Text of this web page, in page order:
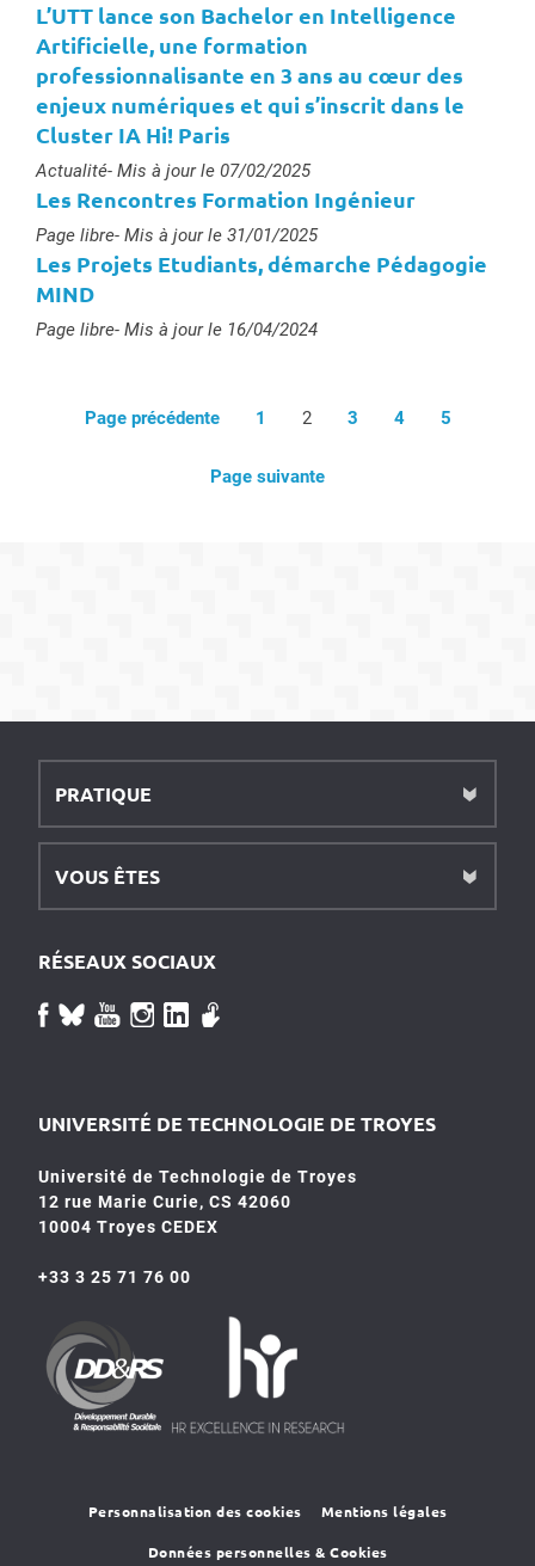
L’UTT lance son Bachelor en Intelligence
Artificielle, une formation
professionnalisante en 3 ans au cœur des
enjeux numériques et qui s’inscrit dans le
Cluster IA Hi! Paris
Type :
Actualité- Mis à jour le 07/02/2025
Les Rencontres Formation Ingénieur
Type :
Page libre- Mis à jour le 31/01/2025
Les Projets Etudiants, démarche Pédagogie
MIND
Type :
Page libre- Mis à jour le 16/04/2024
Page précédente 1 2 3 4 5
Page suivante
PRATIQUE
VOUS ÊTES
RÉSEAUX SOCIAUX
UNIVERSITÉ DE TECHNOLOGIE DE TROYES
Université de Technologie de Troyes
12 rue Marie Curie, CS 42060
10004 Troyes CEDEX
+33 3 25 71 76 00
Personnalisation des cookies Mentions légales
Données personnelles & Cookies